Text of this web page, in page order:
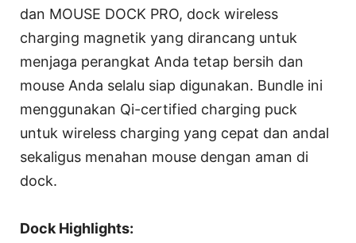
dan MOUSE DOCK PRO, dock wireless
charging magnetik yang dirancang untuk
menjaga perangkat Anda tetap bersih dan
mouse Anda selalu siap digunakan. Bundle ini
menggunakan Qi-certified charging puck
untuk wireless charging yang cepat dan andal
sekaligus menahan mouse dengan aman di
dock.
Dock Highlights: